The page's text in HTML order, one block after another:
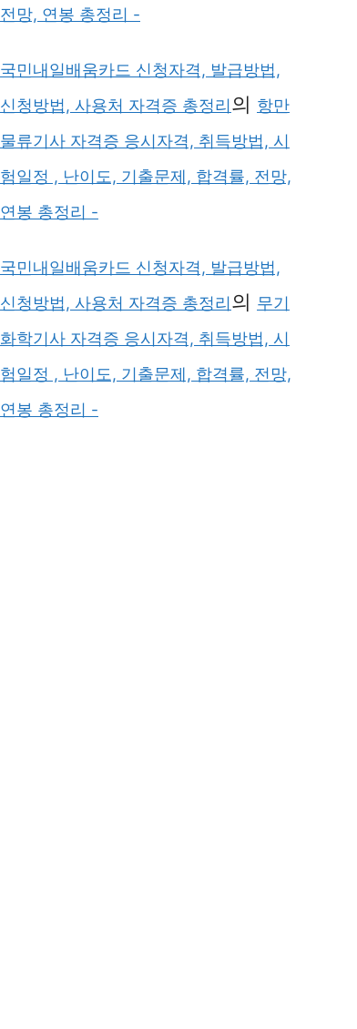
전망, 연봉 총정리 -
국민내일배움카드 신청자격, 발급방법,
신청방법, 사용처 자격증 총정리의 항만
물류기사 자격증 응시자격, 취득방법, 시
험일정 , 난이도, 기출문제, 합격률, 전망,
연봉 총정리 -
국민내일배움카드 신청자격, 발급방법,
신청방법, 사용처 자격증 총정리의 무기
화학기사 자격증 응시자격, 취득방법, 시
험일정 , 난이도, 기출문제, 합격률, 전망,
연봉 총정리 -